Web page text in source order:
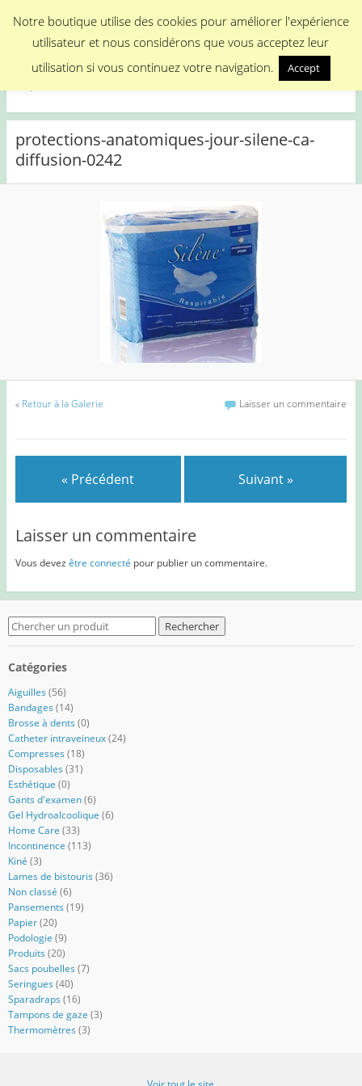
Menu
Medical Promotion
protections-anatomiques-jour-silene-ca-
diffusion-0242
« Retour à la Galerie Laisser un commentaire
« Précédent Suivant »
Laisser un commentaire
Vous devez être connecté pour publier un commentaire.
Search
for:
Catégories
Aiguilles (56)
Bandages (14)
Brosse à dents (0)
Catheter intraveineux (24)
Compresses (18)
Disposables (31)
Esthétique (0)
Gants d'examen (6)
Gel Hydroalcoolique (6)
Home Care (33)
Incontinence (113)
Kiné (3)
Lames de bistouris (36)
Non classé (6)
Pansements (19)
Papier (20)
Podologie (9)
Produits (20)
Sacs poubelles (7)
Seringues (40)
Sparadraps (16)
Tampons de gaze (3)
Thermomètres (3)
Notre boutique utilise des cookies pour améliorer l'expérience
utilisateur et nous considérons que vous acceptez leur
utilisation si vous continuez votre navigation.
Accept